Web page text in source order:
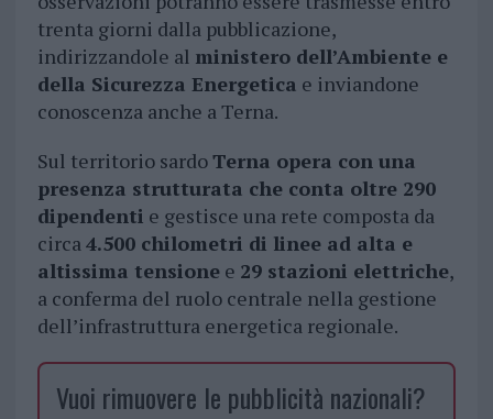
trenta giorni dalla pubblicazione,
indirizzandole al ministero dell’Ambiente e
della Sicurezza Energetica e inviandone
conoscenza anche a Terna.
Sul territorio sardoTerna opera con una
presenza strutturata che conta oltre 290
dipendenti e gestisce una rete composta da
circa4.500 chilometri di linee ad alta e
altissima tensionee 29 stazioni elettriche,
a conferma del ruolo centrale nella gestione
dell’infrastruttura energetica regionale.
Vuoi rimuovere le pubblicità nazionali?